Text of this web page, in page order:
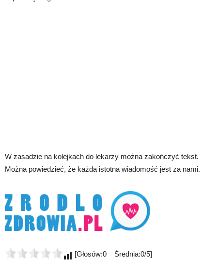
W zasadzie na kolejkach do lekarzy można zakończyć tekst.
Można powiedzieć, że każda istotna wiadomość jest za nami.
[Głosów:0 Średnia:0/5]